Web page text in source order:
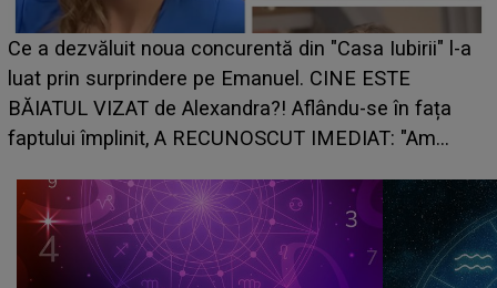
HOROSCOP de weekend, 8-9 august 2026. Zodia
care riscă să rămână fără bani. O decizie luată în
grabă îi aduce pierderi semnificative și îi dă toate
planurile peste cap